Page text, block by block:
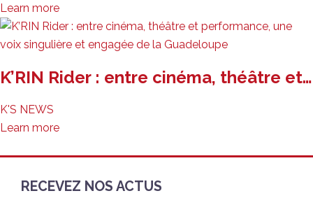
Learn more
K’RIN Rider : entre cinéma, théâtre et…
K'S NEWS
Learn more
RECEVEZ NOS ACTUS